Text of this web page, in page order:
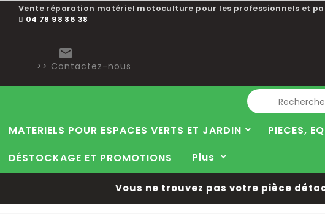
Vente réparation matériel motoculture pour les professionnels et
04 78 98 86 38

>> Contactez-nous
MATERIELS POUR ESPACES VERTS ET JARDIN PIECES,
DÉSTOCKAGE ET PROMOTIONS
Plus
Vous ne trouvez pas votre pièce